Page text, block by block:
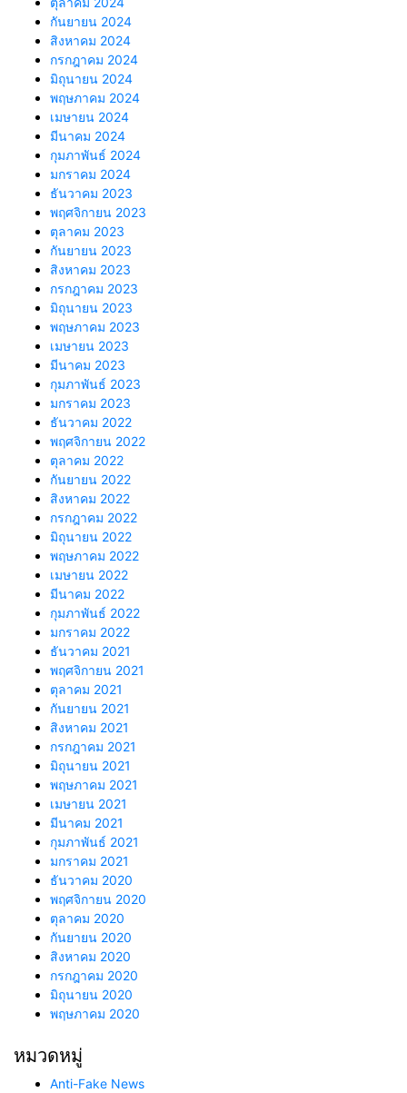
กันยายน 2024
สิงหาคม 2024
กรกฎาคม 2024
มิถุนายน 2024
พฤษภาคม 2024
เมษายน 2024
มีนาคม 2024
กุมภาพันธ์ 2024
มกราคม 2024
ธันวาคม 2023
พฤศจิกายน 2023
ตุลาคม 2023
กันยายน 2023
สิงหาคม 2023
กรกฎาคม 2023
มิถุนายน 2023
พฤษภาคม 2023
เมษายน 2023
มีนาคม 2023
กุมภาพันธ์ 2023
มกราคม 2023
ธันวาคม 2022
พฤศจิกายน 2022
ตุลาคม 2022
กันยายน 2022
สิงหาคม 2022
กรกฎาคม 2022
มิถุนายน 2022
พฤษภาคม 2022
เมษายน 2022
มีนาคม 2022
กุมภาพันธ์ 2022
มกราคม 2022
ธันวาคม 2021
พฤศจิกายน 2021
ตุลาคม 2021
กันยายน 2021
สิงหาคม 2021
กรกฎาคม 2021
มิถุนายน 2021
พฤษภาคม 2021
เมษายน 2021
มีนาคม 2021
กุมภาพันธ์ 2021
มกราคม 2021
ธันวาคม 2020
พฤศจิกายน 2020
ตุลาคม 2020
กันยายน 2020
สิงหาคม 2020
กรกฎาคม 2020
มิถุนายน 2020
พฤษภาคม 2020
หมวดหมู่
Anti-Fake News